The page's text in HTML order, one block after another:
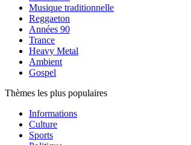
Musique traditionnelle
Reggaeton
Années 90
Trance
Heavy Metal
Ambient
Gospel
Thèmes les plus populaires
Informations
Culture
Sports